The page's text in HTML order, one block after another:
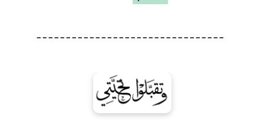
--------------------------------